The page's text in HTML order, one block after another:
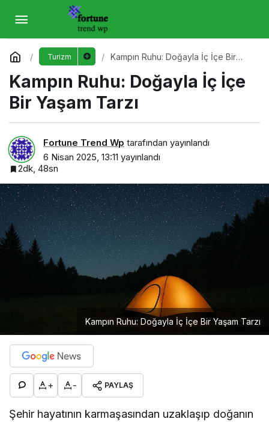
Turizm
Kampın Ruhu: Doğayla İç İçe Bir
Kampın Ruhu: Doğayla İç İçe
Bir Yaşam Tarzı
Fortune Trend Wp tarafından yayınlandı
6 Nisan 2025, 13:11 yayınlandı
2dk, 48sn
Kampın Ruhu: Doğayla İç İçe Bir Yaşam Tarzı
+ - PAYLAŞ
Şehir hayatının karmaşasından uzaklaşıp doğanın
Kampın Ruhu: Doğayla İç İçe Bir Yaşam Tarzı
Yorum Yap